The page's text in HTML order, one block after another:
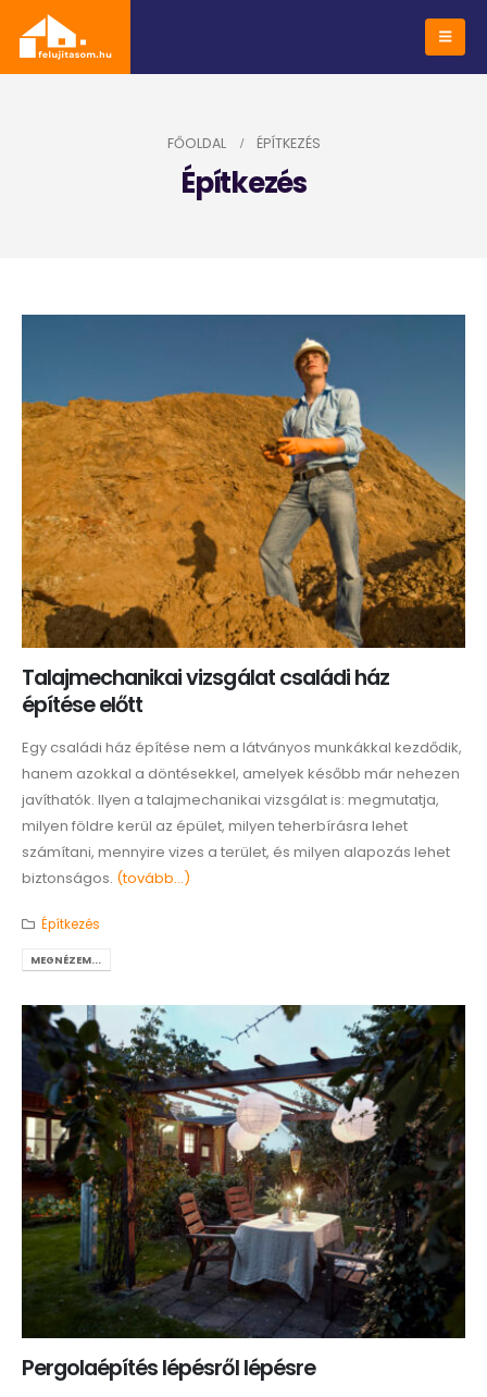
FŐOLDAL ÉPÍTKEZÉS
Építkezés
Talajmechanikai vizsgálat családi ház
építése előtt
Egy családi ház építése nem a látványos munkákkal kezdődik,
hanem azokkal a döntésekkel, amelyek később már nehezen
javíthatók. Ilyen a talajmechanikai vizsgálat is: megmutatja,
milyen földre kerül az épület, milyen teherbírásra lehet
számítani, mennyire vizes a terület, és milyen alapozás lehet
biztonságos. (tovább…)
Építkezés
MEGNÉZEM...
Pergolaépítés lépésről lépésre